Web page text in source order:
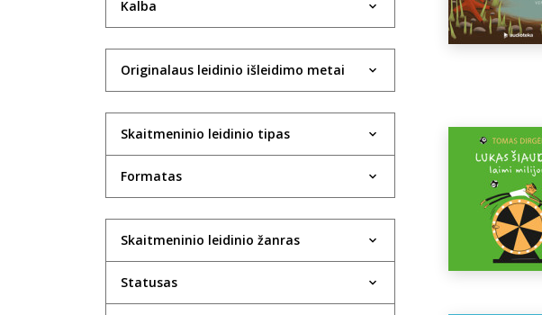
Kalba
Originalaus leidinio išleidimo metai
Skaitmeninio leidinio tipas
Formatas
Skaitmeninio leidinio žanras
Statusas